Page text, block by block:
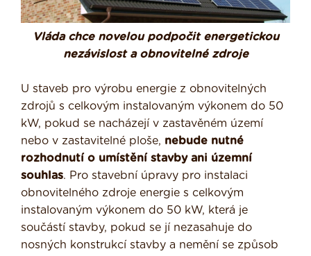
Vláda chce novelou podpočit energetickou
nezávislost a obnovitelné zdroje
U staveb pro výrobu energie z obnovitelných
zdrojů s celkovým instalovaným výkonem do 50
kW, pokud se nacházejí v zastavěném území
nebo v zastavitelné ploše, nebude nutné
rozhodnutí o umístění stavby ani územní
souhlas. Pro stavební úpravy pro instalaci
obnovitelného zdroje energie s celkovým
instalovaným výkonem do 50 kW, která je
součástí stavby, pokud se jí nezasahuje do
nosných konstrukcí stavby a nemění se způsob